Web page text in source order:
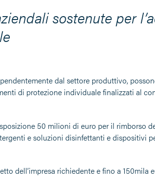
sostenute per
dal settore produttivo,
di protezione individuale finalizzati al
50 milioni di euro per il rimborso
e soluzioni disinfettanti e dispositivi
dell’impresa richiedente e fino a 150mila